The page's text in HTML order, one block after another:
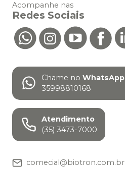
Acompanhe nas
Redes Sociais
Chame no WhatsApp
35998810168
Atendimento
(35) 3473-7000
comecial@biotron.com.br